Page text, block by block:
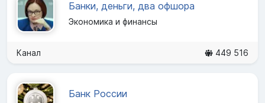
Банки, деньги, два офшора
Экономика и финансы
Канал 449 516
Банк России